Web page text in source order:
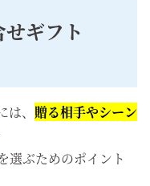
ギフト
、 贈る相手やシーン
選ぶためのポイント